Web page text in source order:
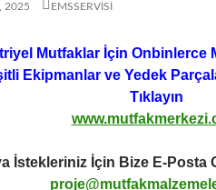
2025 EMSSERVISI
Mutfaklar İçin Onbinlerce
Ekipmanlar ve Yedek
Tıklayın
İstekleriniz İçin Bize E-Posta